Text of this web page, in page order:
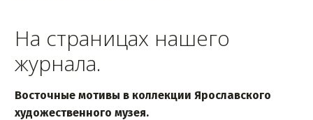
На страницах нашего
журнала.
Восточные мотивы в коллекции Ярославского
художественного музея.